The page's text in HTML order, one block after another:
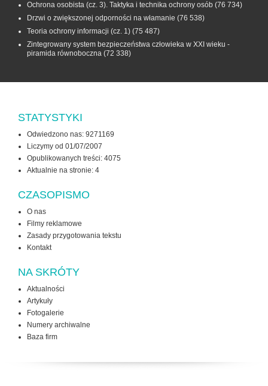
Ochrona osobista (cz. 3). Taktyka i technika ochrony osób (76 734)
Drzwi o zwiększonej odporności na włamanie (76 538)
Teoria ochrony informacji (cz. 1) (75 487)
Zintegrowany system bezpieczeństwa człowieka w XXI wieku -
piramida równoboczna (72 338)
STATYSTYKI
Odwiedzono nas: 9271169
Liczymy od 01/07/2007
Opublikowanych treści: 4075
Aktualnie na stronie: 4
CZASOPISMO
O nas
Filmy reklamowe
Zasady przygotowania tekstu
Kontakt
NA SKRÓTY
Aktualności
Artykuły
Fotogalerie
Numery archiwalne
Baza firm